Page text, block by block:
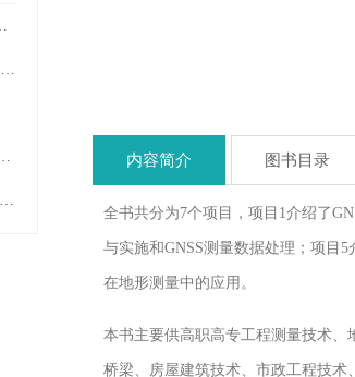
内容简介 图书目录
全书共分为7个项目，项目1介绍了
与实施和GNSS测量数据处理；项目
在地形测量中的应用。
本书主要供高职高专工程测量技术
桥梁、房屋建筑技术、市政工程技术